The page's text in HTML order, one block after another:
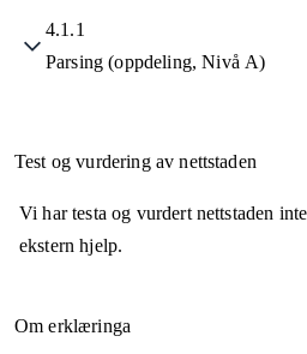
4.1.1
Parsing (oppdeling, Nivå A)
Test og vurdering av nettstaden
Vi har testa og vurdert nettstaden
ekstern hjelp.
Om erklæringa